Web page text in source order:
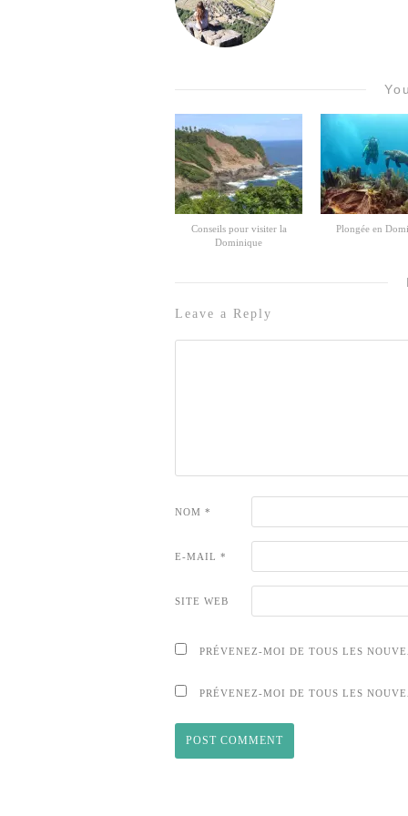
Conseils pour visiter la
Dominique
Plongée en
Leave a Reply
NOM *
E-MAIL *
SITE WEB
PRÉVENEZ-MOI DE TOUS LES
PRÉVENEZ-MOI DE TOUS LES